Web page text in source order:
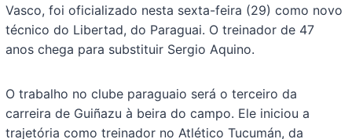
Vasco, foi oficializado nesta sexta-feira (29) como novo
técnico do Libertad, do Paraguai. O treinador de 47
anos chega para substituir Sergio Aquino.
O trabalho no clube paraguaio será o terceiro da
carreira de Guiñazu à beira do campo. Ele iniciou a
trajetória como treinador no Atlético Tucumán, da